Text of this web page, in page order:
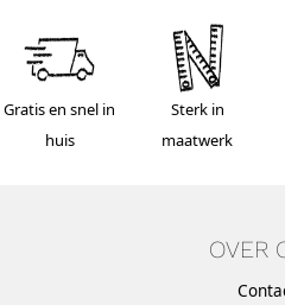
Gratis en snel in
huis
Sterk in
maatwerk
OVER